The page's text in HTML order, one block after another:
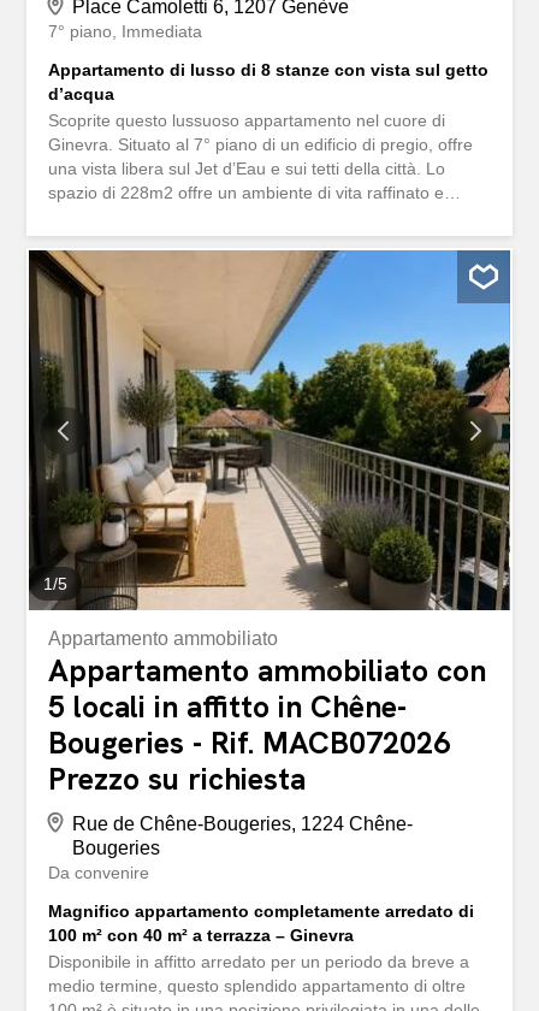
Place Camoletti 6, 1207 Genève
7° piano
Immediata
Appartamento di lusso di 8 stanze con vista sul getto
d’acqua
Scoprite questo lussuoso appartamento nel cuore di
Ginevra. Situato al 7° piano di un edificio di pregio, offre
una vista libera sul Jet d’Eau e sui tetti della città. Lo
spazio di 228m2 offre un ambiente di vita raffinato e
eleganti ricevimenti. Dispone di: 2 camere da letto con
doccia e armadi, 2 camere da letto con bagno, armadi e
balcone, 2 bagni per gli ospiti, una cucina con vista sul
getto d’acqua e una cucina con accesso al balcone. I due
grandi saloni a fila contigua hanno da un lato la vista sul
getto d’acqua e dall’altro la vista sui tetti e sulla guglia
della cattedrale di San Pietro. Hanno anche una grande
libreria e armadi su misura. L’appartamento è situato a
due passi dal centro città, vicino al Giardino Inglese e al
porto, offrendo un facile accesso a negozi, ristoranti,
banche e servizi di prossimità. I mezzi pubblici sono a
pochi metri di distanza, con una fermata dell’autobus e
del tram a...
1/5
Appartamento ammobiliato
Appartamento ammobiliato con
5 locali in affitto in Chêne-
Bougeries - Rif. MACB072026
Prezzo su richiesta
Rue de Chêne-Bougeries, 1224 Chêne-
Bougeries
Da convenire
Magnifico appartamento completamente arredato di
100 m² con 40 m² a terrazza – Ginevra
Disponibile in affitto arredato per un periodo da breve a
medio termine, questo splendido appartamento di oltre